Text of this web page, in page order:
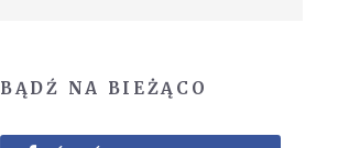
BĄDŹ NA BIEŻĄCO